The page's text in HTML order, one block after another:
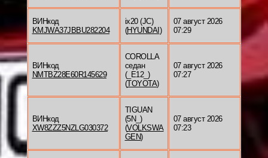
ВИНкод
KMJWA37JBBU282204
ix20 (JC)
(HYUNDAI )
07 август 2026
07:29
ВИНкод
NMTBZ28E60R145629
COROLLA
седан
(_E12_)
(TOYOTA)
07 август 2026
07:27
ВИНкод
XW8ZZZ5NZLG030372
TIGUAN
(5N_)
(VOLKSWA
GEN)
07 август 2026
07:23